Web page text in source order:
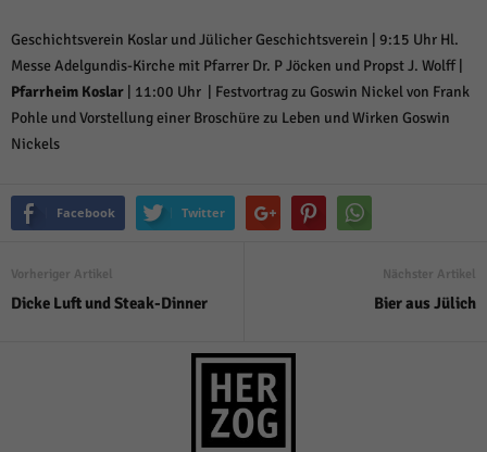
Geschichtsverein Koslar und Jülicher Geschichtsverein | 9:15 Uhr Hl.
Messe Adelgundis-Kirche mit Pfarrer Dr. P Jöcken und Propst J. Wolff |
Pfarrheim Koslar | 11:00 Uhr | Festvortrag zu Goswin Nickel von Frank
Pohle und Vorstellung einer Broschüre zu Leben und Wirken Goswin
Nickels
Facebook Twitter
Vorheriger Artikel
Dicke Luft und Steak-Dinner
Nächster Artikel
Bier aus Jülich